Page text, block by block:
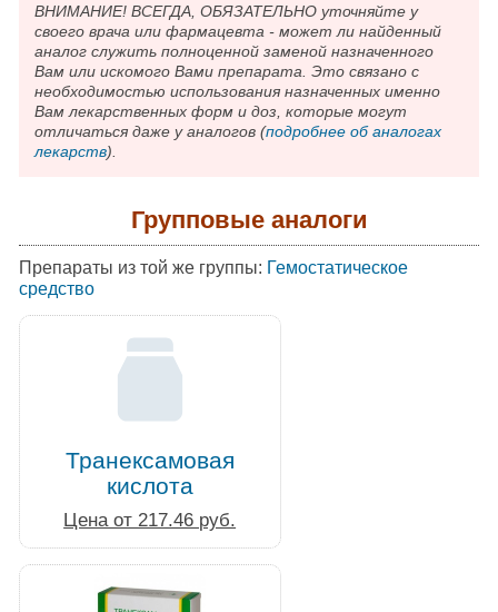
ВНИМАНИЕ! ВСЕГДА, ОБЯЗАТЕЛЬНО уточняйте у
своего врача или фармацевта - может ли найденный
аналог служить полноценной заменой назначенного
Вам или искомого Вами препарата. Это связано с
необходимостью использования назначенных именно
Вам лекарственных форм и доз, которые могут
отличаться даже у аналогов (подробнее об аналогах
лекарств).
Групповые аналоги
Препараты из той же группы: Гемостатическое
средство
Транексамовая
кислота
Цена от 217.46 руб.